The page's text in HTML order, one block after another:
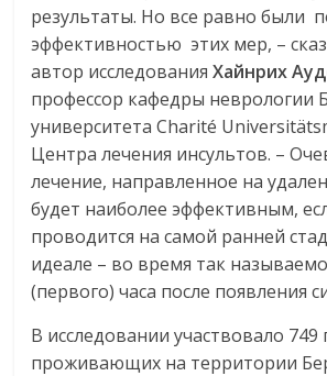
результаты. Но все равно были
эффективностью этих мер, –
автор исследованияХайнрих
профессор кафедры неврологии
университета Charité
Центра лечения инсультов. –
лечение, направленное на
будет наиболее эффективным,
проводится на самой ранней
идеале – во время так
(первого) часа после появления
В исследовании участвовало
проживающих на территории